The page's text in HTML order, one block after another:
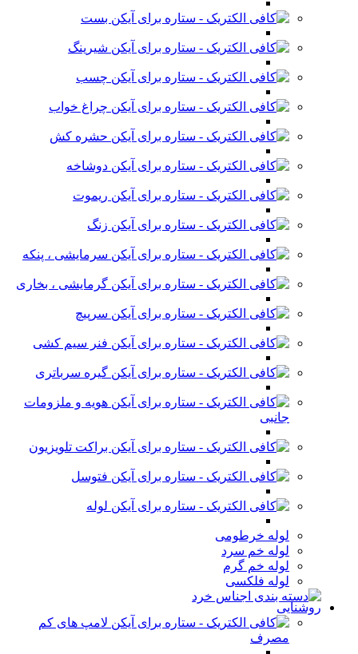
بست
شیرینگ
چسب
چراغ خواب
حشره کش
دوشاخه
ریموت
زنگ
سرمایشی ، پنکه
گرمایشی ، بخاری
سرپیچ
فنر سیم کشی
گیره سرباتری
هویه و ملزومات
جانبی
براکت تلویزیون
فتوسل
لوله
لوله خرطومی
لوله خم سرد
لوله خم گرم
لوله فلکسی
روشنایی
لامپ های کم
مصرف